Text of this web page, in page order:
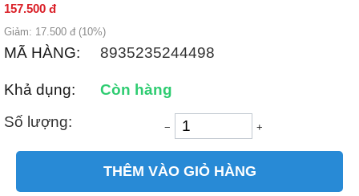
157.500 đ
Giảm: 17.500 đ (10%)
MÃ HÀNG: 8935235244498
Khả dụng:
Còn hàng
Số lượng:
− +
THÊM VÀO GIỎ HÀNG